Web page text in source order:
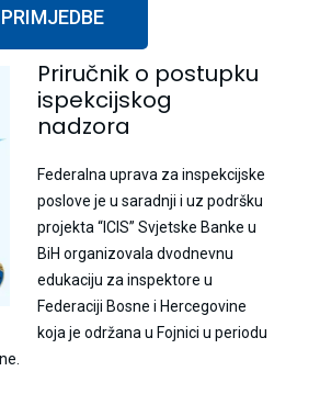
Priručnik o postupku
ispekcijskog
nadzora
Federalna uprava za inspekcijske
poslove je u saradnji i uz podršku
projekta “ICIS” Svjetske Banke u
BiH organizovala dvodnevnu
edukaciju za inspektore u
Federaciji Bosne i Hercegovine
koja je održana u Fojnici u periodu